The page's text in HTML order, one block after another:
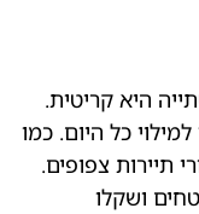
היא קריטית.
כל היום. כמו
תיירות צפופים.
ושקלו